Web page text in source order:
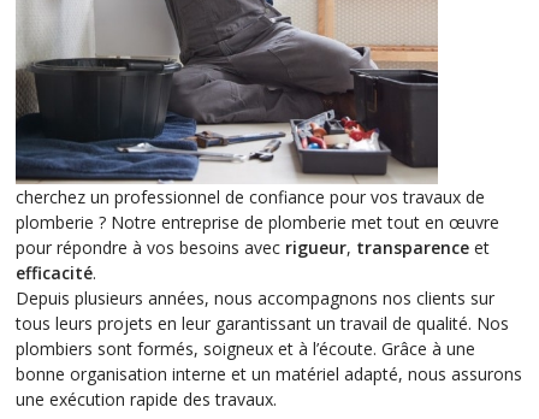
cherchez un professionnel de confiance pour vos travaux de
plomberie ? Notre entreprise de plomberie met tout en œuvre
pour répondre à vos besoins avec rigueur, transparence et
efficacité.
Depuis plusieurs années, nous accompagnons nos clients sur
tous leurs projets en leur garantissant un travail de qualité. Nos
plombiers sont formés, soigneux et à l’écoute. Grâce à une
bonne organisation interne et un matériel adapté, nous assurons
une exécution rapide des travaux.